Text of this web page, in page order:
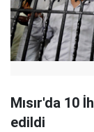
Mısır'da 10
edildi